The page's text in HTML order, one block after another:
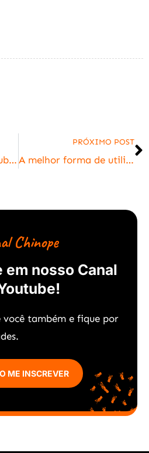
A Galinha Voa? Descubra sua Anatomia e o Motivo
PRÓXIMO POST
A melhor forma de utilizar o cepilho das galinhas
Chinope
nosso Canal
também e fique por
ME INSCREVER